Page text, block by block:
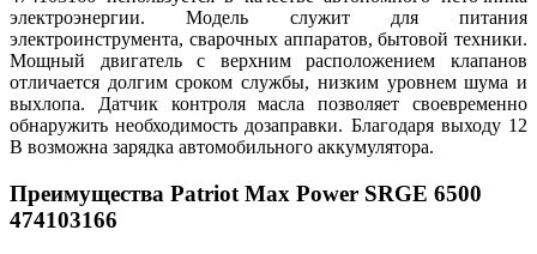
электроэнергии. Модель служит для питания
электроинструмента, сварочных аппаратов, бытовой техники.
Мощный двигатель с верхним расположением клапанов
отличается долгим сроком службы, низким уровнем шума и
выхлопа. Датчик контроля масла позволяет своевременно
обнаружить необходимость дозаправки. Благодаря выходу 12
В возможна зарядка автомобильного аккумулятора.
Преимущества Patriot Max Power SRGE 6500
474103166